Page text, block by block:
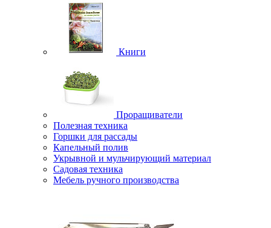
Книги
Проращиватели
Полезная техника
Горшки для рассады
Капельный полив
Укрывной и мульчирующий материал
Садовая техника
Мебель ручного производства